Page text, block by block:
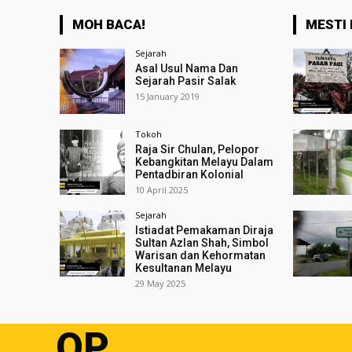
MOH BACA!
Sejarah
Asal Usul Nama Dan
Sejarah Pasir Salak
15 January 2019
Tokoh
Raja Sir Chulan, Pelopor
Kebangkitan Melayu Dalam
Pentadbiran Kolonial
10 April 2025
Sejarah
Istiadat Pemakaman Diraja
Sultan Azlan Shah, Simbol
Warisan dan Kehormatan
Kesultanan Melayu
29 May 2025
MESTI